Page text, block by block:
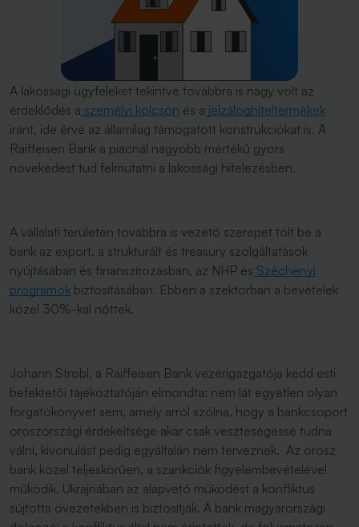
A lakossági ügyfeleket tekintve továbbra is nagy volt az
érdeklődés a személyi kölcsön és a jelzáloghiteltermékek
iránt, ide érve az államilag támogatott konstrukciókat is. A
Raiffeisen Bank a piacnál nagyobb mértékű gyors
növekedést tud felmutatni a lakossági hitelezésben.
A vállalati területen továbbra is vezető szerepet tölt be a
bank az export, a strukturált és treasury szolgáltatások
nyújtásában és finanszírozásban, az NHP és Széchenyi
programok biztosításában. Ebben a szektorban a bevételek
közel 30%-kal nőttek.
Johann Strobl, a Raiffeisen Bank vezérigazgatója kedd esti
befektetői tájékoztatóján elmondta: nem lát egyetlen olyan
forgatókönyvet sem, amely arról szólna, hogy a bankcsoport
oroszországi érdekeltsége akár csak veszteségessé tudna
válni, kivonulást pedig egyáltalán nem terveznek. Az orosz
bank közel teljeskörűen, a szankciók figyelembevételével
működik. Ukrajnában az alapvető működést a konfliktus
sújtotta övezetekben is biztosítják. A bank magyarországi